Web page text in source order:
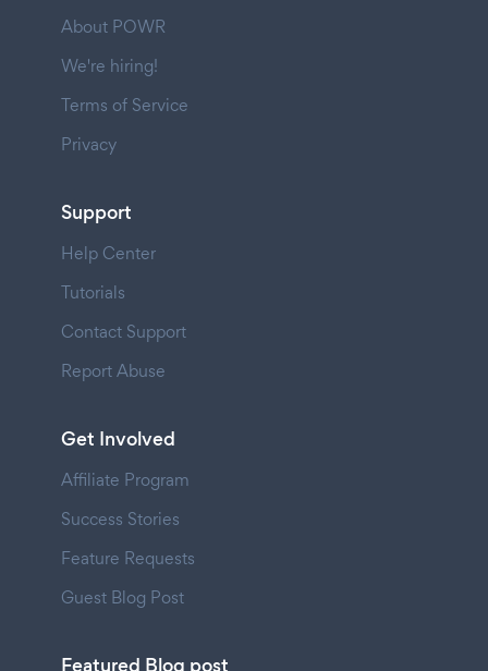
About POWR
We're hiring!
Terms of Service
Privacy
Support
Help Center
Tutorials
Contact Support
Report Abuse
Get Involved
Affiliate Program
Success Stories
Feature Requests
Guest Blog Post
Featured Blog post